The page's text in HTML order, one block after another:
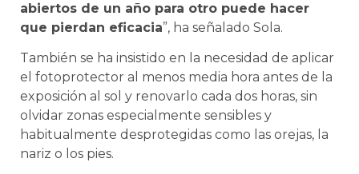
abiertos de un año para otro puede hacer
que pierdan eficacia”, ha señalado Sola.
También se ha insistido en la necesidad de aplicar
el fotoprotector al menos media hora antes de la
exposición al sol y renovarlo cada dos horas, sin
olvidar zonas especialmente sensibles y
habitualmente desprotegidas como las orejas, la
nariz o los pies.